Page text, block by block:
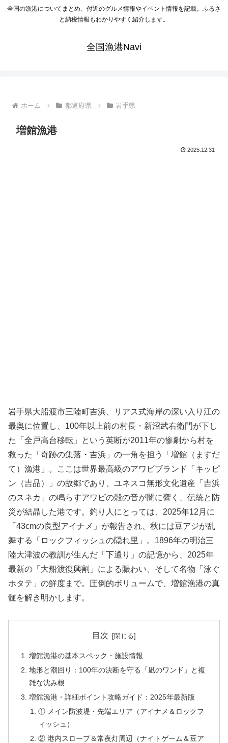
全国の漁港についてまとめ、付近のグルメ情報やイベント情報を記載。ふるさ
と納税情報もわかりやすく紹介します。
全国漁港Navi
ホーム 都道府県 岩手県
増館漁港
2025.12.31
岩手県大船渡市三陸町吉浜、リアス式海岸の深い入り江の
最奥に位置し、100年以上前の村長・新沼武右衛門が下し
た「全戸高台移転」という英断が2011年の惨劇から村を
救った「奇跡の集落・吉浜」の一角を担う「増館（ますだ
て）漁港」。ここは世界最高級のアワビブランド「キッピ
ン（吉品）」の故郷であり、ユネスコ無形文化遺産「吉浜
のスネカ」の鳴らすアワビの殻の音が闇に響く、伝統と防
災が結晶した港です。釣り人にとっては、2025年12月に
「43cmの良型アイナメ」が報告され、秋には豆アジが乱
舞する「ロックフィッシュの隠れ里」。1896年の明治三
陸大津波の教訓が生んだ「下通り」の記憶から、2025年
最新の「大船渡復興割」による賑わい、そして名物「泳ぐ
ホタテ」の鮮度まで。圧倒的ボリュームで、増館漁港の真
髄を解き明かします。
目次
増館漁港の基本スペック・施設情報
地形と潮回り：100年の決断を守る「凪のワンド」と複
雑な沈み根
増館漁港・詳細ポイント攻略ガイド：2025年最新版
① メイン防波堤・先端エリア（アイナメ＆ロックフ
ィッシュ）
② 港内スロープ＆常夜灯周辺（ナイトゲーム＆豆ア